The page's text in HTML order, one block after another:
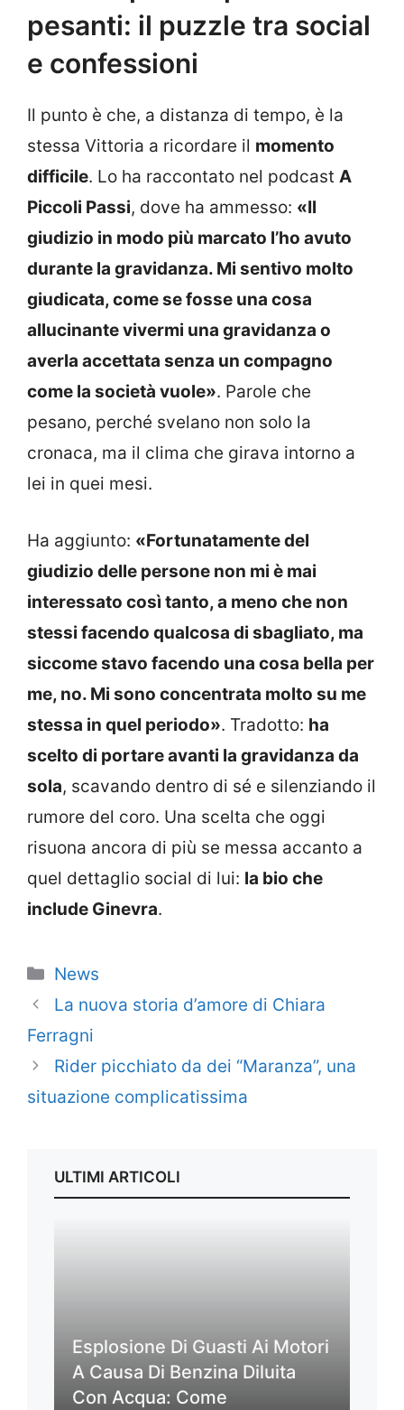
pesanti: il puzzle tra social
e confessioni
Il punto è che, a distanza di tempo, è la
stessa Vittoria a ricordare il momento
difficile. Lo ha raccontato nel podcast A
Piccoli Passi, dove ha ammesso: «Il
giudizio in modo più marcato l’ho avuto
durante la gravidanza. Mi sentivo molto
giudicata, come se fosse una cosa
allucinante vivermi una gravidanza o
averla accettata senza un compagno
come la società vuole». Parole che
pesano, perché svelano non solo la
cronaca, ma il clima che girava intorno a
lei in quei mesi.
Ha aggiunto: «Fortunatamente del
giudizio delle persone non mi è mai
interessato così tanto, a meno che non
stessi facendo qualcosa di sbagliato, ma
siccome stavo facendo una cosa bella per
me, no. Mi sono concentrata molto su me
stessa in quel periodo». Tradotto: ha
scelto di portare avanti la gravidanza da
sola, scavando dentro di sé e silenziando il
rumore del coro. Una scelta che oggi
risuona ancora di più se messa accanto a
quel dettaglio social di lui: la bio che
include Ginevra.
Categorie
News
La nuova storia d’amore di Chiara
Ferragni
Rider picchiato da dei “Maranza”, una
situazione complicatissima
ULTIMI ARTICOLI
Esplosione Di Guasti Ai Motori
A Causa Di Benzina Diluita
Con Acqua: Come